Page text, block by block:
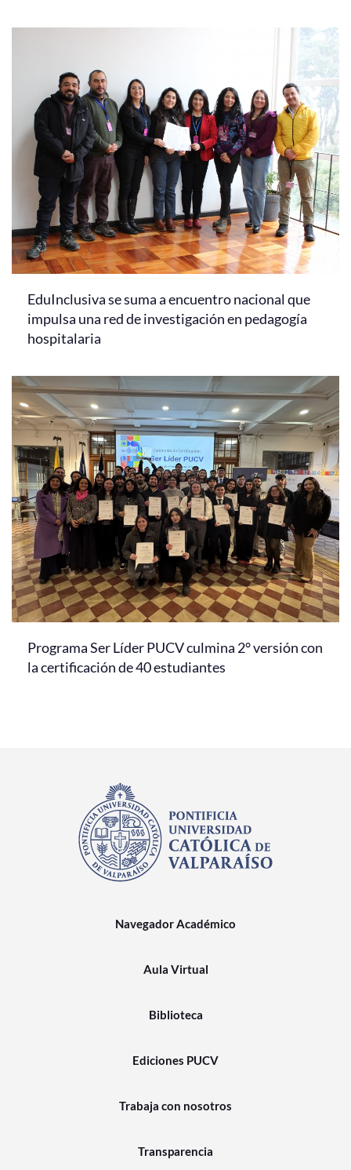
EduInclusiva se suma a encuentro nacional que
impulsa una red de investigación en pedagogía
hospitalaria
Programa Ser Líder PUCV culmina 2° versión con
la certificación de 40 estudiantes
Navegador Académico
Aula Virtual
Biblioteca
Ediciones PUCV
Trabaja con nosotros
Transparencia